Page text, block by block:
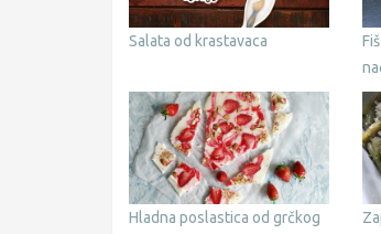
Salata od krastavaca
Hladna poslastica od grčkog